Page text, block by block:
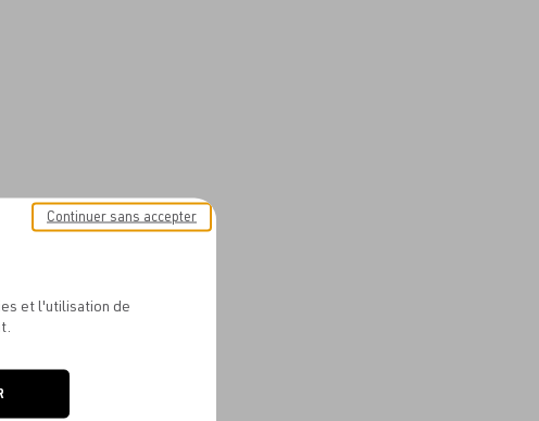
et l'utilisation de
Continuer sans accepter